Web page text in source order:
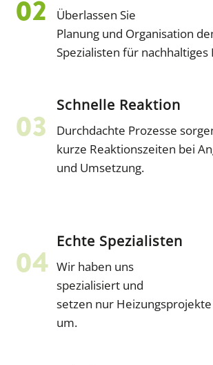
Überlassen Sie
Planung und Organisation
Spezialisten für nachhaltiges
Schnelle Reaktion
Durchdachte Prozesse
kurze Reaktionszeiten bei
und Umsetzung.
Echte Spezialisten
Wir haben uns
spezialisiert und
setzen nur Heizungsprojekte
um.